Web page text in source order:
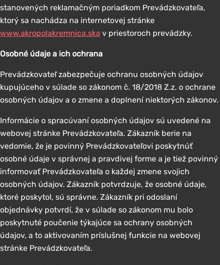
stanovených reklamačným poriadkom Prevádzkovateľa,
ktorý sa nachádza na internetovej stránke
www.akropolakremnica.ska v priestoroch prevádzky.
Osobné údaje a ich ochrana
Prevádzkovateľ zabezpečuje ochranu osobných údajov
kupujúceho v súlade so zákonom č. 18/2018 Z.z. o ochrane
osobných údajov a o zmene a doplnení niektorých zákonov.
Informácie o spracúvaní osobných údajov sú uvedené na
webovej stránke Prevádzkovateľa. Zákazník berie na
vedomie, že je povinný Prevádzkovateľovi poskytnúť
osobné údaje v správnej a pravdivej forme a je tiež povinný
informovať Prevádzkovateľa o každej zmene svojich
osobných údajov. Zákazník potvrdzuje, že osobné údaje,
ktoré poskytol, sú správne. Zákazník pri odoslaní
objednávky potvrdí, že v súlade so zákonom mu bolo
poskytnuté poučenie týkajúce sa ochrany osobných
údajov, a to aktivovaním príslušnej funkcie na webovej
stránke Prevádzkovateľa.